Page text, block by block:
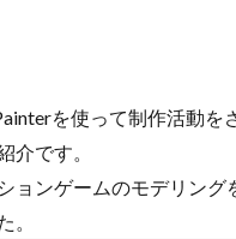
を使って制作活動
介です。
ョンゲームのモデリン
。